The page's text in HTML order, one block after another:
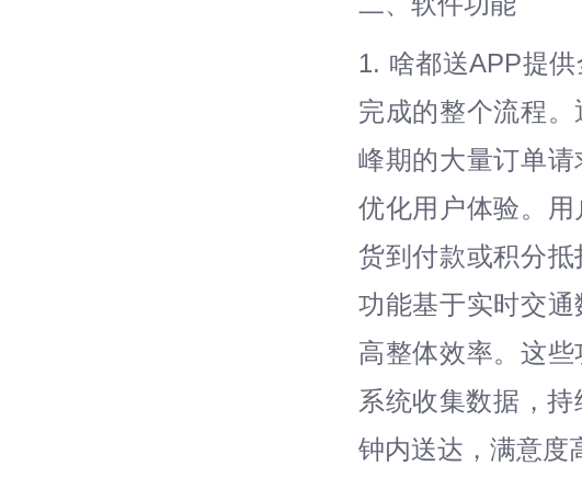
1. 啥都送APP提
完成的整个流程
峰期的大量订单请
优化用户体验。用
货到付款或积分
功能基于实时交
高整体效率。这
系统收集数据，
钟内送达，满意度